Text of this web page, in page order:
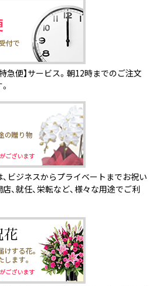
急便】サービス。朝12時までのご注文
ビジネスからプライベートまでお祝い
、就任、栄転など、様々な用途でご利